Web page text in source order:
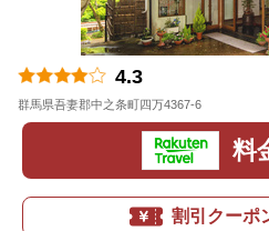
4.3
群馬県吾妻郡中之条町四万4367-6
料
割引クーポ